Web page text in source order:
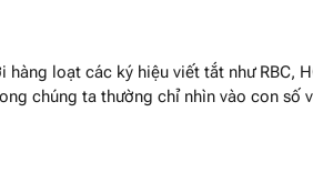
loạt các ký hiệu viết tắt như RBC,
chúng ta thường chỉ nhìn vào con số